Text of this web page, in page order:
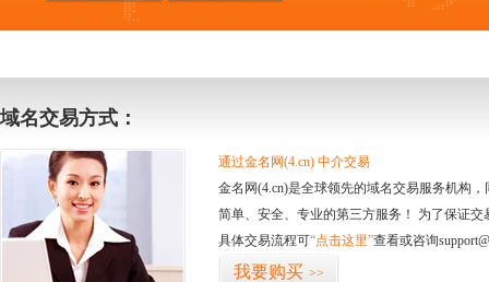
域名交易方式：
通过金名网(4.cn) 中介交易
金名网(4.cn)是全球领先的域名交易服务机构
简单、安全、专业的第三方服务！ 为了保证
具体交易流程可“点击这里”查看或咨询
我要购买 >>